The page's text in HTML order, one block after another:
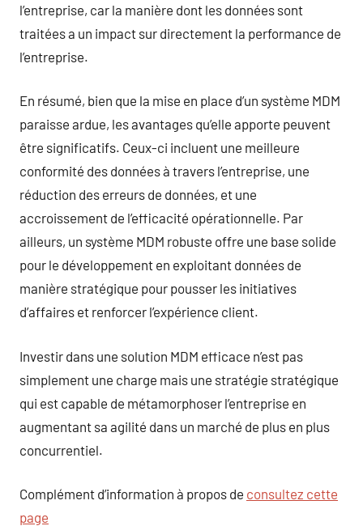
l’entreprise, car la manière dont les données sont
traitées a un impact sur directement la performance de
l’entreprise.
En résumé, bien que la mise en place d’un système MDM
paraisse ardue, les avantages qu’elle apporte peuvent
être significatifs. Ceux-ci incluent une meilleure
conformité des données à travers l’entreprise, une
réduction des erreurs de données, et une
accroissement de l’efficacité opérationnelle. Par
ailleurs, un système MDM robuste offre une base solide
pour le développement en exploitant données de
manière stratégique pour pousser les initiatives
d’affaires et renforcer l’expérience client.
Investir dans une solution MDM efficace n’est pas
simplement une charge mais une stratégie stratégique
qui est capable de métamorphoser l’entreprise en
augmentant sa agilité dans un marché de plus en plus
concurrentiel.
Complément d’information à propos de consultez cette
page